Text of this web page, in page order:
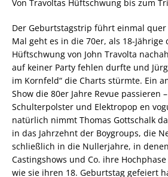
Von Travoltas Hüftschwung bis zum
Der Geburtstagstrip führt einmal
Mal geht es in die 70er, als 18-Jährige
Hüftschwung von John Travolta
auf keiner Party fehlen durfte und
im Kornfeld“ die Charts stürmte. Ein
Show die 80er Jahre Revue passieren
Schulterpolster und Elektropop en
natürlich nimmt Thomas Gottschalk
in das Jahrzehnt der Boygroups, die
schließlich in die Nullerjahre, in
Castingshows und Co. ihre
wie sie ihren 18. Geburtstag gefeiert